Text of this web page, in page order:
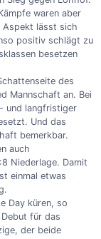
waren aber
Aspekt lässt sich
positiv schlägt zu
besetzen
des
Mannschaft an. Bei
und langfristiger
Und das
bemerkbar.
auch
Niederlage. Damit
einmal etwas
Day küren, so
für das
der beide